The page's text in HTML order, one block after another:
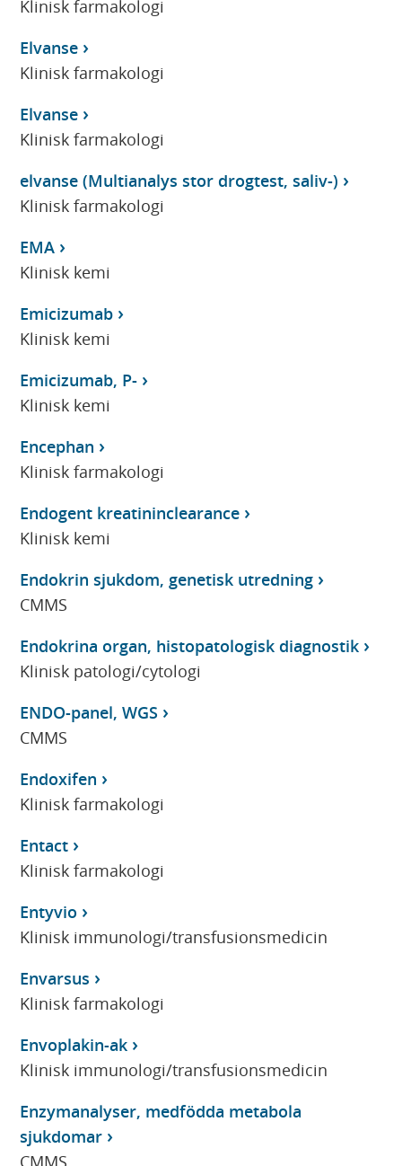
Klinisk farmakologi
Elvanse
Klinisk farmakologi
Elvanse
Klinisk farmakologi
elvanse (Multianalys stor drogtest, saliv-)
Klinisk farmakologi
EMA
Klinisk kemi
Emicizumab
Klinisk kemi
Emicizumab, P-
Klinisk kemi
Encephan
Klinisk farmakologi
Endogent kreatininclearance
Klinisk kemi
Endokrin sjukdom, genetisk utredning
CMMS
Endokrina organ, histopatologisk diagnostik
Klinisk patologi/cytologi
ENDO-panel, WGS
CMMS
Endoxifen
Klinisk farmakologi
Entact
Klinisk farmakologi
Entyvio
Klinisk immunologi/transfusionsmedicin
Envarsus
Klinisk farmakologi
Envoplakin-ak
Klinisk immunologi/transfusionsmedicin
Enzymanalyser, medfödda metabola
sjukdomar
CMMS